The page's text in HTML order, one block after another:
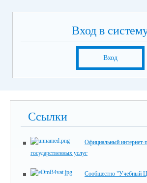
Вход в
Вход
Ссылки
Официальный интернет-
государственных услуг
Сообщестно "Учебный